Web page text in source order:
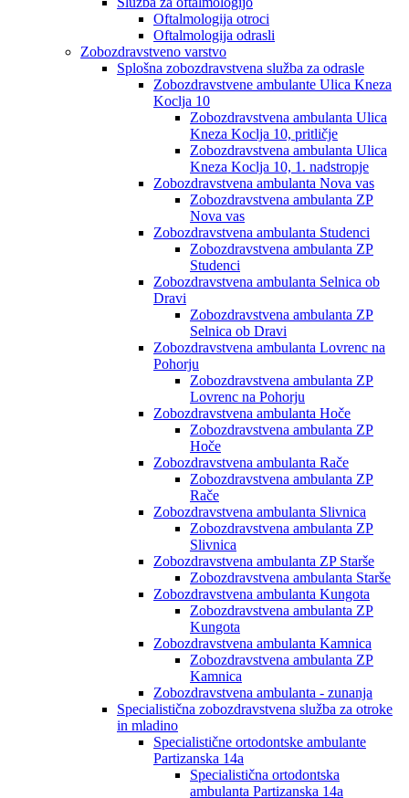
Oftalmologija otroci
Oftalmologija odrasli
Zobozdravstveno varstvo
Splošna zobozdravstvena služba za odrasle
Zobozdravstvene ambulante Ulica Kneza
Koclja 10
Zobozdravstvena ambulanta Ulica
Kneza Koclja 10, pritličje
Zobozdravstvena ambulanta Ulica
Kneza Koclja 10, 1. nadstropje
Zobozdravstvena ambulanta Nova vas
Zobozdravstvena ambulanta ZP
Nova vas
Zobozdravstvena ambulanta Studenci
Zobozdravstvena ambulanta ZP
Studenci
Zobozdravstvena ambulanta Selnica ob
Dravi
Zobozdravstvena ambulanta ZP
Selnica ob Dravi
Zobozdravstvena ambulanta Lovrenc na
Pohorju
Zobozdravstvena ambulanta ZP
Lovrenc na Pohorju
Zobozdravstvena ambulanta Hoče
Zobozdravstvena ambulanta ZP
Hoče
Zobozdravstvena ambulanta Rače
Zobozdravstvena ambulanta ZP
Rače
Zobozdravstvena ambulanta Slivnica
Zobozdravstvena ambulanta ZP
Slivnica
Zobozdravstvena ambulanta ZP Starše
Zobozdravstvena ambulanta Starše
Zobozdravstvena ambulanta Kungota
Zobozdravstvena ambulanta ZP
Kungota
Zobozdravstvena ambulanta Kamnica
Zobozdravstvena ambulanta ZP
Kamnica
Zobozdravstvena ambulanta - zunanja
Specialistična zobozdravstvena služba za otroke
in mladino
Specialistične ortodontske ambulante
Partizanska 14a
Specialistična ortodontska
ambulanta Partizanska 14a